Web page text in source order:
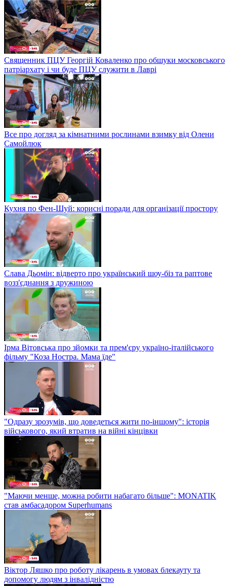
Священник ПЦУ Георгій Коваленко про обшуки московського
патріархату і чи буде ПЦУ служити в Лаврі
Все про догляд за кімнатними рослинами взимку від Олени
Самойлюк
Кухня по Фен-Шуй: корисні поради для організації простору
Слава Дьомін: відверто про український шоу-біз та раптове
возз'єднання з дружиною
Ірма Вітовська про зйомки та прем'єру україно-італійського
фільму "Коза Ностра. Мама їде"
"Одразу зрозумів, що доведеться жити по-іншому": історія
військового, який втратив на війні кінцівки
"Маючи менше, можна робити набагато більше": MONATIK
став амбасадором Superhumans
Віктор Ляшко про роботу лікарень в умовах блекауту та
допомогу людям з інвалідністю